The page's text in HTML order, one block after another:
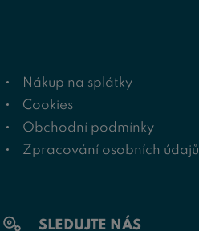
Nákup na splátky
Cookies
Obchodní podmínky
Zpracování osobních údajů
SLEDUJTE NÁS